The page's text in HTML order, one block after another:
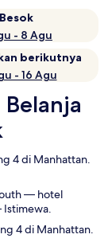
Besok
- 8 Agu
berikutnya
- 16 Agu
4 di Manhattan.
— hotel
Istimewa.
4 di Manhattan.